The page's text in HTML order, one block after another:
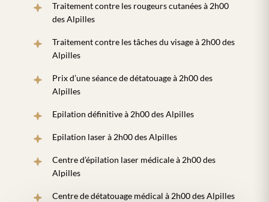
Traitement contre les rougeurs cutanées à 2h00
des Alpilles
Traitement contre les tâches du visage à 2h00 des
Alpilles
Prix d’une séance de détatouage à 2h00 des
Alpilles
Epilation définitive à 2h00 des Alpilles
Epilation laser à 2h00 des Alpilles
Centre d’épilation laser médicale à 2h00 des
Alpilles
Centre de détatouage médical à 2h00 des Alpilles